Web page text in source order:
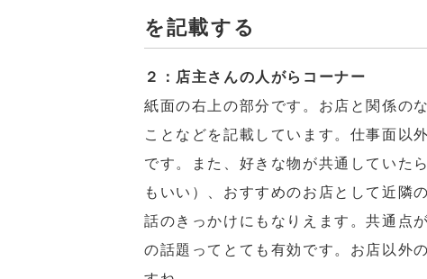
を記載する
２：店主さんの人がらコーナー
紙面の右上の部分です。お店と関係の
ことなどを記載しています。仕事面以
です。また、好きな物が共通していた
もいい）、おすすめのお店として近隣
話のきっかけにもなりえます。共通点
の話題ってとても有効です。お店以外